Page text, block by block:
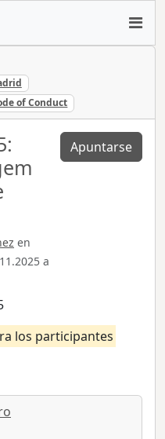
of Conduct
en
a
Apuntarse
los participantes